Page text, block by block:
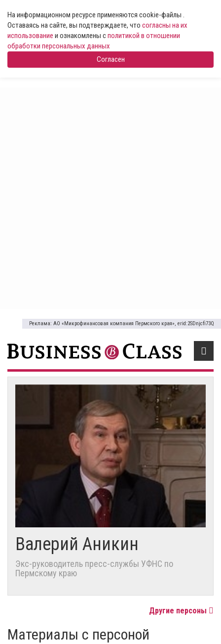
На информационном ресурсе применяются cookie-файлы .
Оставаясь на сайте, вы подтверждаете, что согласны на их
использование и ознакомлены сполитикой в отношении
обработки персональных данных
Согласен
Реклама: АО «Микрофинансовая компания Пермского края», erid:2SDnjcfi73Q
Валерий Аникин
Экс-руководитель пресс-службы УФНС по
Пермскому краю
Другие персоны
Материалы с персоной